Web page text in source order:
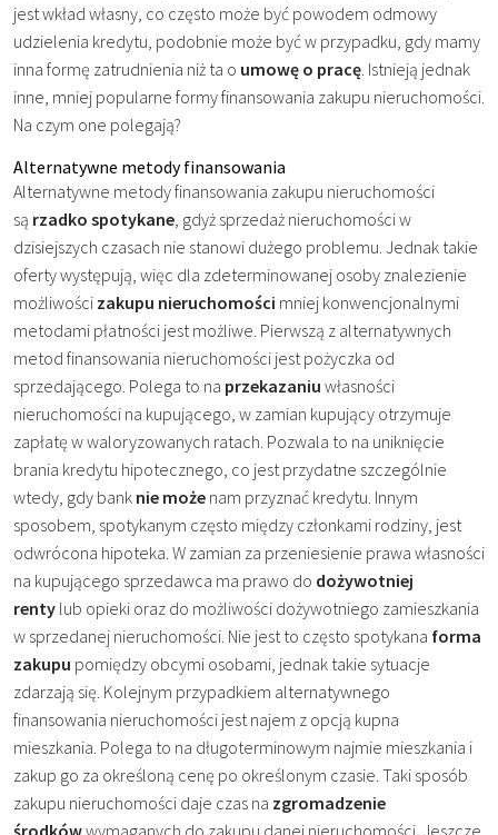
jest wkład własny, co często może być powodem odmowy
udzielenia kredytu, podobnie może być w przypadku, gdy mamy
inna formę zatrudnienia niż ta o umowę o pracę. Istnieją jednak
inne, mniej popularne formy finansowania zakupu nieruchomości.
Na czym one polegają?
Alternatywne metody finansowania
Alternatywne metody finansowania zakupu nieruchomości
są rzadko spotykane, gdyż sprzedaż nieruchomości w
dzisiejszych czasach nie stanowi dużego problemu. Jednak takie
oferty występują, więc dla zdeterminowanej osoby znalezienie
możliwości zakupu nieruchomości mniej konwencjonalnymi
metodami płatności jest możliwe. Pierwszą z alternatywnych
metod finansowania nieruchomości jest pożyczka od
sprzedającego. Polega to na przekazaniu własności
nieruchomości na kupującego, w zamian kupujący otrzymuje
zapłatę w waloryzowanych ratach. Pozwala to na uniknięcie
brania kredytu hipotecznego, co jest przydatne szczególnie
wtedy, gdy bank nie może nam przyznać kredytu. Innym
sposobem, spotykanym często między członkami rodziny, jest
odwrócona hipoteka. W zamian za przeniesienie prawa własności
na kupującego sprzedawca ma prawo do dożywotniej
renty lub opieki oraz do możliwości dożywotniego zamieszkania
w sprzedanej nieruchomości. Nie jest to często spotykana forma
zakupu pomiędzy obcymi osobami, jednak takie sytuacje
zdarzają się. Kolejnym przypadkiem alternatywnego
finansowania nieruchomości jest najem z opcją kupna
mieszkania. Polega to na długoterminowym najmie mieszkania i
zakup go za określoną cenę po określonym czasie. Taki sposób
zakupu nieruchomości daje czas na zgromadzenie